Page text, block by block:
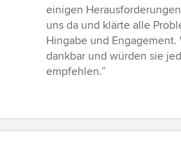
einigen
uns da und klärte alle
Hingabe und Engagement.
dankbar und würden sie
empfehlen.”